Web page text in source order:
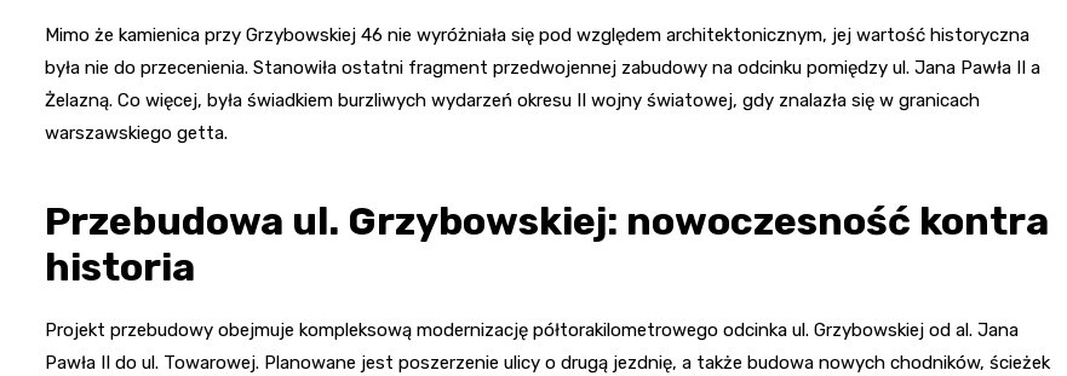
Mimo że kamienica przy Grzybowskiej 46 nie wyróżniała się pod względem architektonicznym, jej wartość historyczna
była nie do przecenienia. Stanowiła ostatni fragment przedwojennej zabudowy na odcinku pomiędzy ul. Jana Pawła II a
Żelazną. Co więcej, była świadkiem burzliwych wydarzeń okresu II wojny światowej, gdy znalazła się w granicach
warszawskiego getta.
Przebudowa ul. Grzybowskiej: nowoczesność kontra
historia
Projekt przebudowy obejmuje kompleksową modernizację półtorakilometrowego odcinka ul. Grzybowskiej od al. Jana
Pawła II do ul. Towarowej. Planowane jest poszerzenie ulicy o drugą jezdnię, a także budowa nowych chodników, ścieżek